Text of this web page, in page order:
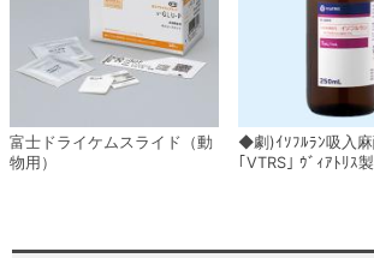
富士ドライケムスライド（動
物用）
◆劇)ｲｿﾌﾙﾗﾝ吸入麻
｢VTRS｣ ｳﾞｨｱﾄﾘｽ